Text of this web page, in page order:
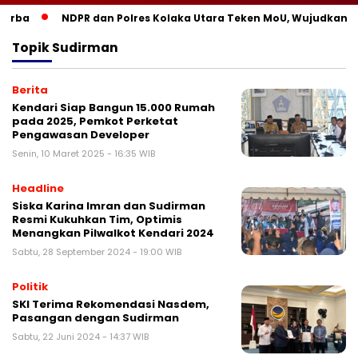
NDPR dan Polres Kolaka Utara Teken MoU, Wujudkan
TopikSudirman
Berita
Kendari Siap Bangun 15.000 Rumah
pada 2025, Pemkot Perketat
Pengawasan Developer
Senin, 10 Maret 2025 - 16:35 WIB
Headline
Siska Karina Imran dan Sudirman
Resmi Kukuhkan Tim, Optimis
Menangkan Pilwalkot Kendari 2024
Sabtu, 28 September 2024 - 19:00 WIB
Politik
SKI Terima Rekomendasi Nasdem,
Pasangan dengan Sudirman
Sabtu, 22 Juni 2024 - 14:37 WIB